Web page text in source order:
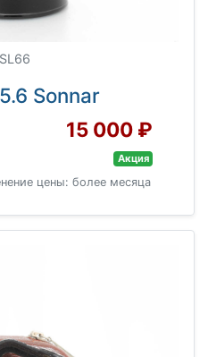
Sonnar
15 000 ₽
Акция
цены: более месяца